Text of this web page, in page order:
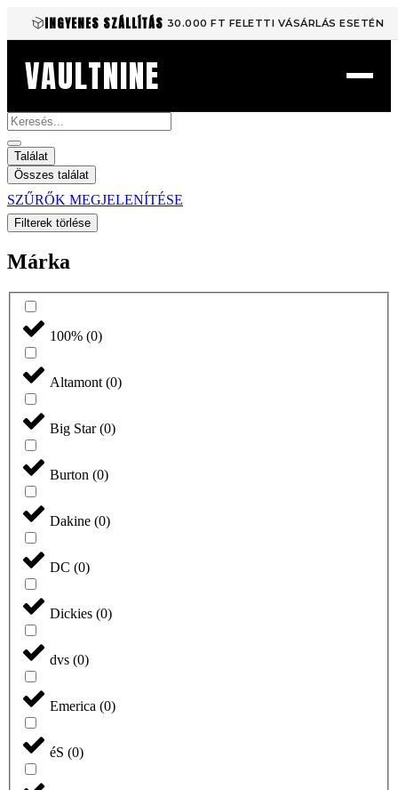
Ugrás
INGYENES SZÁLLÍTÁS 30.000 FT FELETTI VÁSÁRLÁS ESETÉN
VAULTNINE
Search
...
Találat
Összes találat
SZŰRŐK MEGJELENÍTÉSE
Filterek törlése
Márka
100% (0)
Altamont(0)
Big Star(0)
Burton (0)
Dakine (0)
DC (0)
Dickies (0)
dvs (0)
Emerica (0)
éS (0)